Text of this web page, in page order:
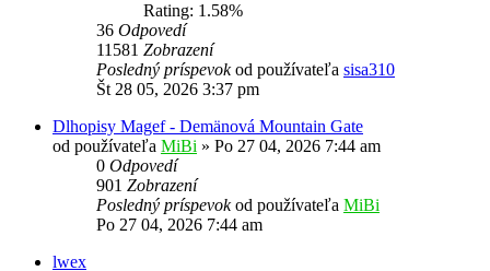
Rating: 1.58%
36 Odpovedí
11581 Zobrazení
Posledný príspevokod používateľa sisa310
Št 28 05, 2026 3:37 pm
Dlhopisy Magef - Demänová Mountain Gate
od používateľa MiBi » Po 27 04, 2026 7:44 am
0 Odpovedí
901 Zobrazení
Posledný príspevokod používateľa MiBi
Po 27 04, 2026 7:44 am
lwex